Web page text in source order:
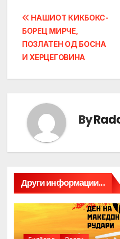
Post
navigation
НАШИОТ КИКБОКС-
БОРЕЦ МИРЧЕ,
ПОЗЛАТЕН ОД БОСНА
И ХЕРЦЕГОВИНА
By
Други информации...